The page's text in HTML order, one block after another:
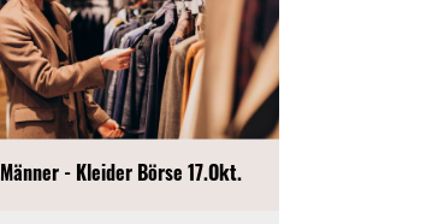
Männer - Kleider Börse 17.Okt.